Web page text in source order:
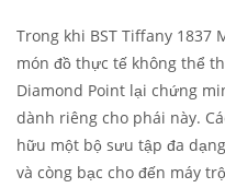
Trong khi BST Tiffany 1837
món đồ thực tế không thể
Diamond Point lại chứng
dành riêng cho phái này.
hữu một bộ sưu tập đa
và còng bạc cho đến máy